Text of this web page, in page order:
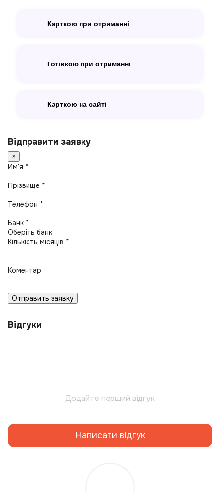
Карткою при отриманні
Готівкою при отриманні
Карткою на сайті
Відправити заявку
×
Имʼя *
Прізвище *
Телефон *
Банк *
Кількість місяців *
Коментар
Отправить заявку
Відгуки
Додайте перший відгук
Написати відгук